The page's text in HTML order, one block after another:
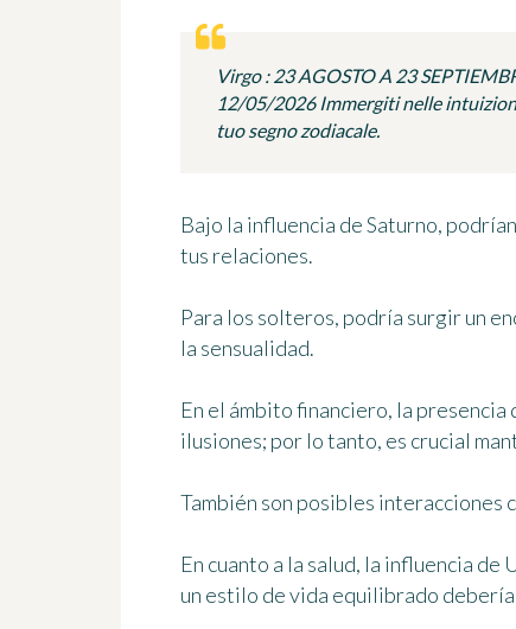
Virgo : 23 AGOSTO A 23
12/05/2026 Immergiti nelle
tuo segno zodiacale.
Bajo la influencia de Saturno,
tus relaciones.
Para los solteros, podría surgir un
la sensualidad.
En el ámbito financiero, la
ilusiones; por lo tanto, es crucial
También son posibles interacciones
En cuanto a la salud, la influencia
un estilo de vida equilibrado